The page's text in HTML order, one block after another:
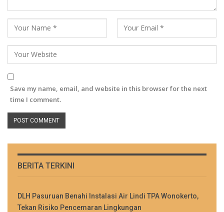
Save my name, email, and website in this browser for the next
time I comment.
BERITA TERKINI
DLH Pasuruan Benahi Instalasi Air Lindi TPA Wonokerto,
Tekan Risiko Pencemaran Lingkungan